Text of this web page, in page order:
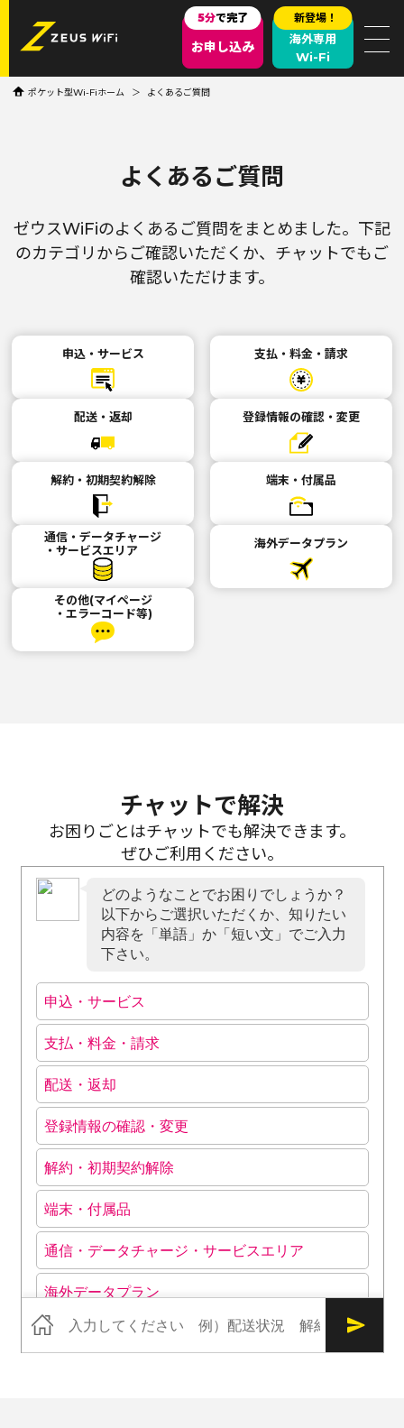
5分で完了
お申し込み
新登場！
海外専用
Wi-Fi
ポケット型Wi-Fiホーム よくあるご質問
よくあるご質問
ゼウスWiFiのよくあるご質問をまとめました。 下記
のカテゴリからご確認いただくか、チャットでもご
確認いただけます。
申込・サービス 支払・料金・請求
配送・返却 登録情報の確認・変更
解約・初期契約解除 端末・付属品
通信・データチャージ
・サービスエリア
海外データプラン
その他(マイページ
・エラーコード等)
チャットで解決
お困りごとはチャットでも解決できます。
ぜひご利用ください。